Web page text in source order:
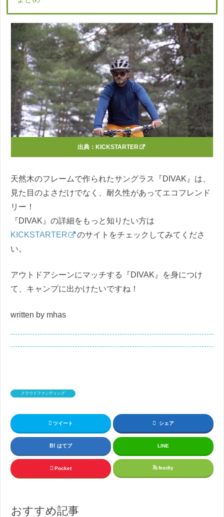
出典： KICKSTARTER
天然木のフレームで作られたサングラス『DIVAK』は、
見た目のよさだけでなく、耐久性があってエコフレンド
リー！
『DIVAK』の詳細をもっと知りたい方は
KICKSTARTER
のサイトをチェックしてみてくださ
い。
アウトドアシーンにマッチする『DIVAK』を身につけ
て、キャンプに出かけたいですね！
written by mhas
クラウドファンディング
ツイート シェア
はてブ LINE
Pocket feedly
おすすめ記事